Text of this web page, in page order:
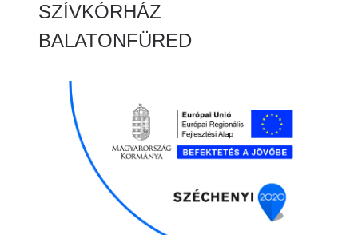
SZÍVKÓRHÁZ
BALATONFÜRED